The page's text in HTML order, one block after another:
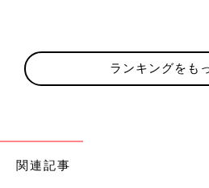
ランキングをも
関連記事